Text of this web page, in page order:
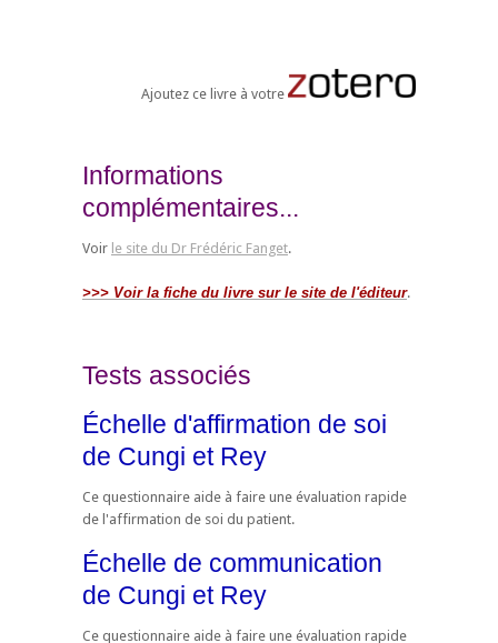
Ajoutez ce livre à votre
Informations
complémentaires...
Voir le site du Dr Frédéric Fanget.
>>> Voir la fiche du livre sur le site de l'éditeur.
Tests associés
Échelle d'affirmation de soi
de Cungi et Rey
Ce questionnaire aide à faire une évaluation rapide
de l'affirmation de soi du patient.
Échelle de communication
de Cungi et Rey
Ce questionnaire aide à faire une évaluation rapide